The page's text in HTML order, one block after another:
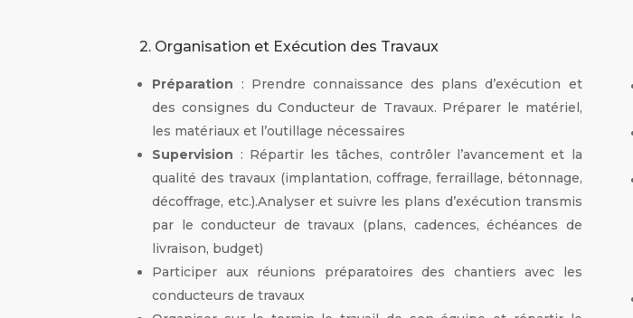
2. Organisation et Exécution des Travaux
Préparation : Prendre connaissance des plans d’exécution et
des consignes du Conducteur de Travaux. Préparer le matériel,
les matériaux et l’outillage nécessaires
Supervision : Répartir les tâches, contrôler l’avancement et la
qualité des travaux (implantation, coffrage, ferraillage, bétonnage,
décoffrage, etc.).Analyser et suivre les plans d’exécution transmis
par le conducteur de travaux (plans, cadences, échéances de
livraison, budget)
Participer aux réunions préparatoires des chantiers avec les
conducteurs de travaux